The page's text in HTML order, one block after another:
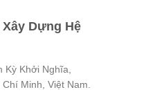
Xây Dựng Hệ
Khởi Nghĩa,
Minh, Việt Nam.